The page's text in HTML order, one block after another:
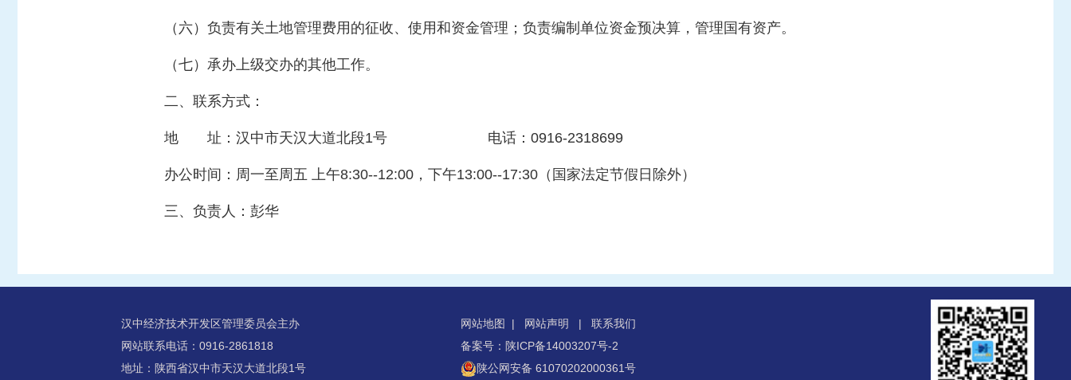
（六）负责有关土地管理费用的征收、使用和资金管理；负责编制单位资金预决算，管理国有资产。
（七）承办上级交办的其他工作。
二、联系方式：
地 址：汉中市天汉大道北段1号 电话：0916-2318699
办公时间：周一至周五 上午8:30--12:00，下午13:00--17:30（国家法定节假日除外）
三、负责人：彭华
汉中经济技术开发区管理委员会主办
网站联系电话：0916-2861818
地址：陕西省汉中市天汉大道北段1号
网站地图 | 网站声明 | 联系我们
备案号：陕ICP备14003207号-2
陕公网安备 61070202000361号